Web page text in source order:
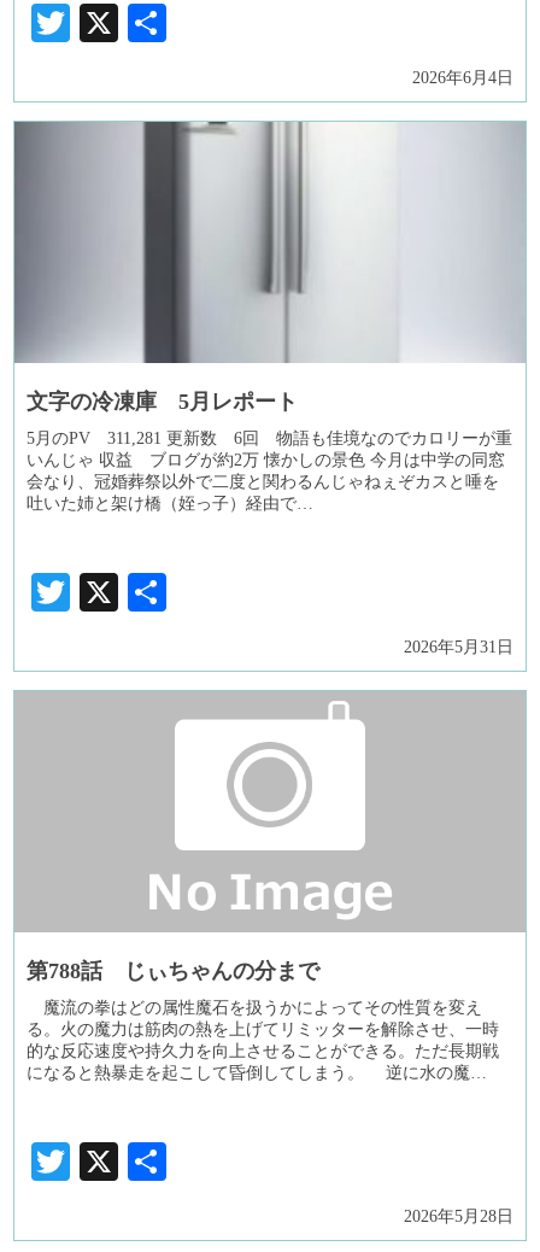
Twitter
X
2026年6月4日
文字の冷凍庫 5月レポート
5月のPV 311,281 更新数 6回 物語も佳境なのでカロリーが重
いんじゃ 収益 ブログが約2万 懐かしの景色 今月は中学の同窓
会なり、冠婚葬祭以外で二度と関わるんじゃねぇぞカスと唾を
吐いた姉と架け橋（姪っ子）経由で…
Twitter
X
2026年5月31日
第788話 じぃちゃんの分まで
魔流の拳はどの属性魔石を扱うかによってその性質を変え
る。火の魔力は筋肉の熱を上げてリミッターを解除させ、一時
的な反応速度や持久力を向上させることができる。ただ長期戦
になると熱暴走を起こして昏倒してしまう。 逆に水の魔…
Twitter
X
2026年5月28日